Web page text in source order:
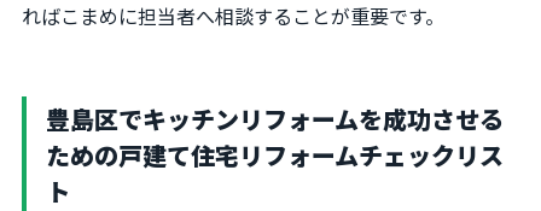
ればこまめに担当者へ相談することが重要です。
豊島区でキッチンリフォームを成功させる
ための戸建て住宅リフォームチェックリス
ト